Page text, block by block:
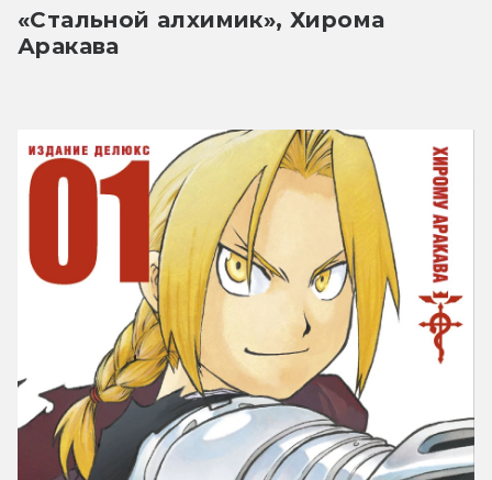
«Стальной алхимик», Хирома
Аракава